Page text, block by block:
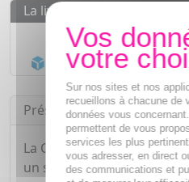
La livraison
Livraison gratuite
Acheminement
Présentation
La Crème Cou &
un soin ciblé fermeté à
Sur nos sites et nos
recueillons à chacune de
données vous
permettent de vous
services les plus
vous adresser, en direct
des communications et